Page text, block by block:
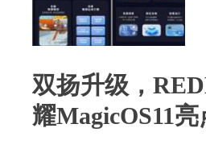
双扬升级，
耀MagicOS11